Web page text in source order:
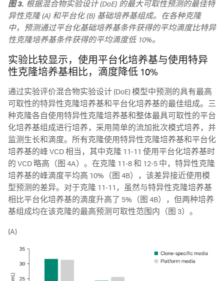
图 3. 根据混合物实验设计 (DoE) 的最大可取性预测的最佳特
异性克隆 (A) 和平台化 (B) 基础培养基组成。在各种克隆
中，预测通过平台化基础培养基条件获得的平均滴度比特异
性克隆培养基条件获得的平均滴度低 10%。
实验比较显示，使用平台化培养基与使用特异
性克隆培养基相比，滴度降低 10%
通过实验评价混合物实验设计 (DoE) 模型中预测的具有最高
可取性的特异性克隆培养基和平台化培养基的最佳组成。三
种克隆各自使用特异性克隆培养基和整体最具可取性的平台
化培养基组成进行培养，采用简单的流加批次模式培养，并
监测生长和滴度。所有克隆使用特异性克隆培养基和平台化
培养基的峰 VCD 相当，其中克隆 11-11 使用平台化培养基时
的 VCD 略高（图 4A）。在克隆 11-8 和 12-5 中，特异性克隆
培养基的峰滴度平均高 10%（图 4B），该差异接近使用模
型预测的差异。对于克隆 11-11，虽然与特异性克隆培养基
相比平台化培养基的滴度升高了 5%（图 4B），但两种培养
基组成均在该克隆的最高预测可取性范围内（图 3）。
(A)